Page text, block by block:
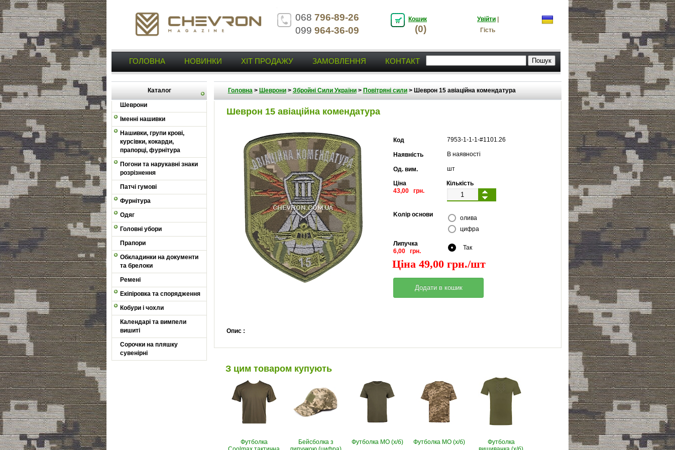
068 796-89-26
099 964-36-09
Кошик
(0)
Увійти
Гість
ГОЛОВНА НОВИНКИ ХІТ ПРОДАЖУ ЗАМОВЛЕННЯ КОНТАКТ
Каталог
Шеврони
Іменні нашивки
Нашивки, групи крові,
курсівки, кокарди,
прапорці, фурнітура
Погони та нарукавні знаки
розрізнення
Патчі гумові
Фурнітура
Одяг
Головні убори
Прапори
Обкладинки на документи
та брелоки
Ремені
Екіпіровка та спорядження
Кобури і чохли
Календарі та вимпели
вишиті
Сорочки на пляшку
сувенірні
Головна> Шеврони> Збройні Сили України> Повітряні сили> Шеврон 15 авіаційна комендатура
Шеврон 15 авіаційна комендатура
Код 7953-1-1-1-#1101.26
Наявність В наявності
Од. вим. шт
Ціна
43,00 грн.
Кількість
Kолір основи
олива
цифра
Липучка
6,00 грн.
Так
Ціна 49,00 грн./шт
Опис :
З цим товаром купують
Футболка
Бейсболка з
Футболка МО (х/б) Футболка МО (х/б)
Футболка